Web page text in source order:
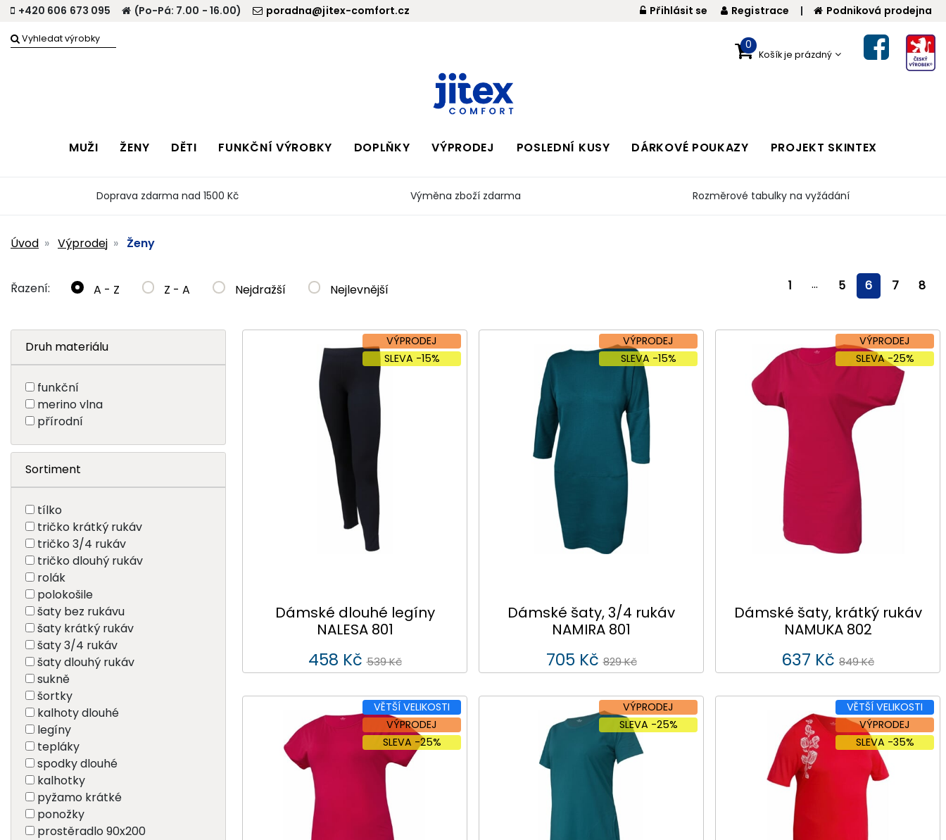
+420 606 673 095 (Po-Pá: 7.00 - 16.00) poradna@jitex-comfort.cz Přihlásit se Registrace | Podniková prodejna
0
Košík je prázdný
MUŽI ŽENY DĚTI FUNKČNÍ VÝROBKY DOPLŇKY VÝPRODEJ POSLEDNÍ KUSY DÁRKOVÉ POUKAZY PROJEKT SKINTEX
Doprava zdarma nad 1500 Kč Výměna zboží zdarma Rozměrové tabulky na vyžádání
Úvod Výprodej Ženy
Řazení: A - Z Z - A Nejdražší Nejlevnější 1 ... 5 6 7 8
Druh materiálu
funkční
merino vlna
přírodní
Sortiment
tílko
tričko krátký rukáv
tričko 3/4 rukáv
tričko dlouhý rukáv
rolák
polokošile
šaty bez rukávu
šaty krátký rukáv
šaty 3/4 rukáv
šaty dlouhý rukáv
sukně
šortky
kalhoty dlouhé
legíny
tepláky
spodky dlouhé
kalhotky
pyžamo krátké
ponožky
prostěradlo 90x200
VÝPRODEJ
SLEVA -15%
Dámské dlouhé legíny
NALESA 801
458 Kč 539 Kč
VÝPRODEJ
SLEVA -15%
Dámské šaty, 3/4 rukáv
NAMIRA 801
705 Kč 829 Kč
VÝPRODEJ
SLEVA -25%
Dámské šaty, krátký rukáv
NAMUKA 802
637 Kč 849 Kč
VĚTŠÍ VELIKOSTI
VÝPRODEJ
SLEVA -25%
VÝPRODEJ
SLEVA -25%
VĚTŠÍ VELIKOSTI
VÝPRODEJ
SLEVA -35%